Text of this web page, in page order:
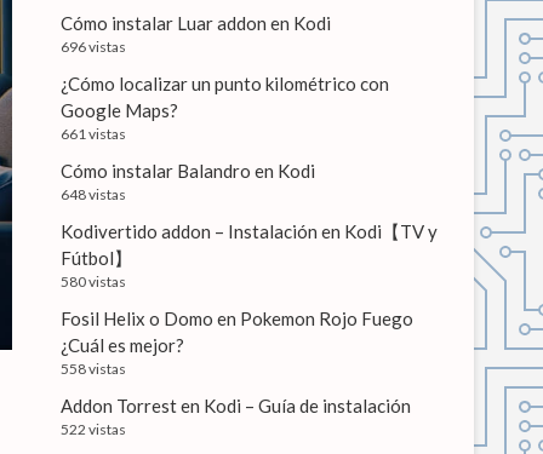
Cómo instalar Luar addon en Kodi
696 vistas
¿Cómo localizar un punto kilométrico con
Google Maps?
661 vistas
Cómo instalar Balandro en Kodi
648 vistas
Kodivertido addon – Instalación en Kodi【TV y
Fútbol】
580 vistas
Fosil Helix o Domo en Pokemon Rojo Fuego
¿Cuál es mejor?
558 vistas
Addon Torrest en Kodi – Guía de instalación
522 vistas